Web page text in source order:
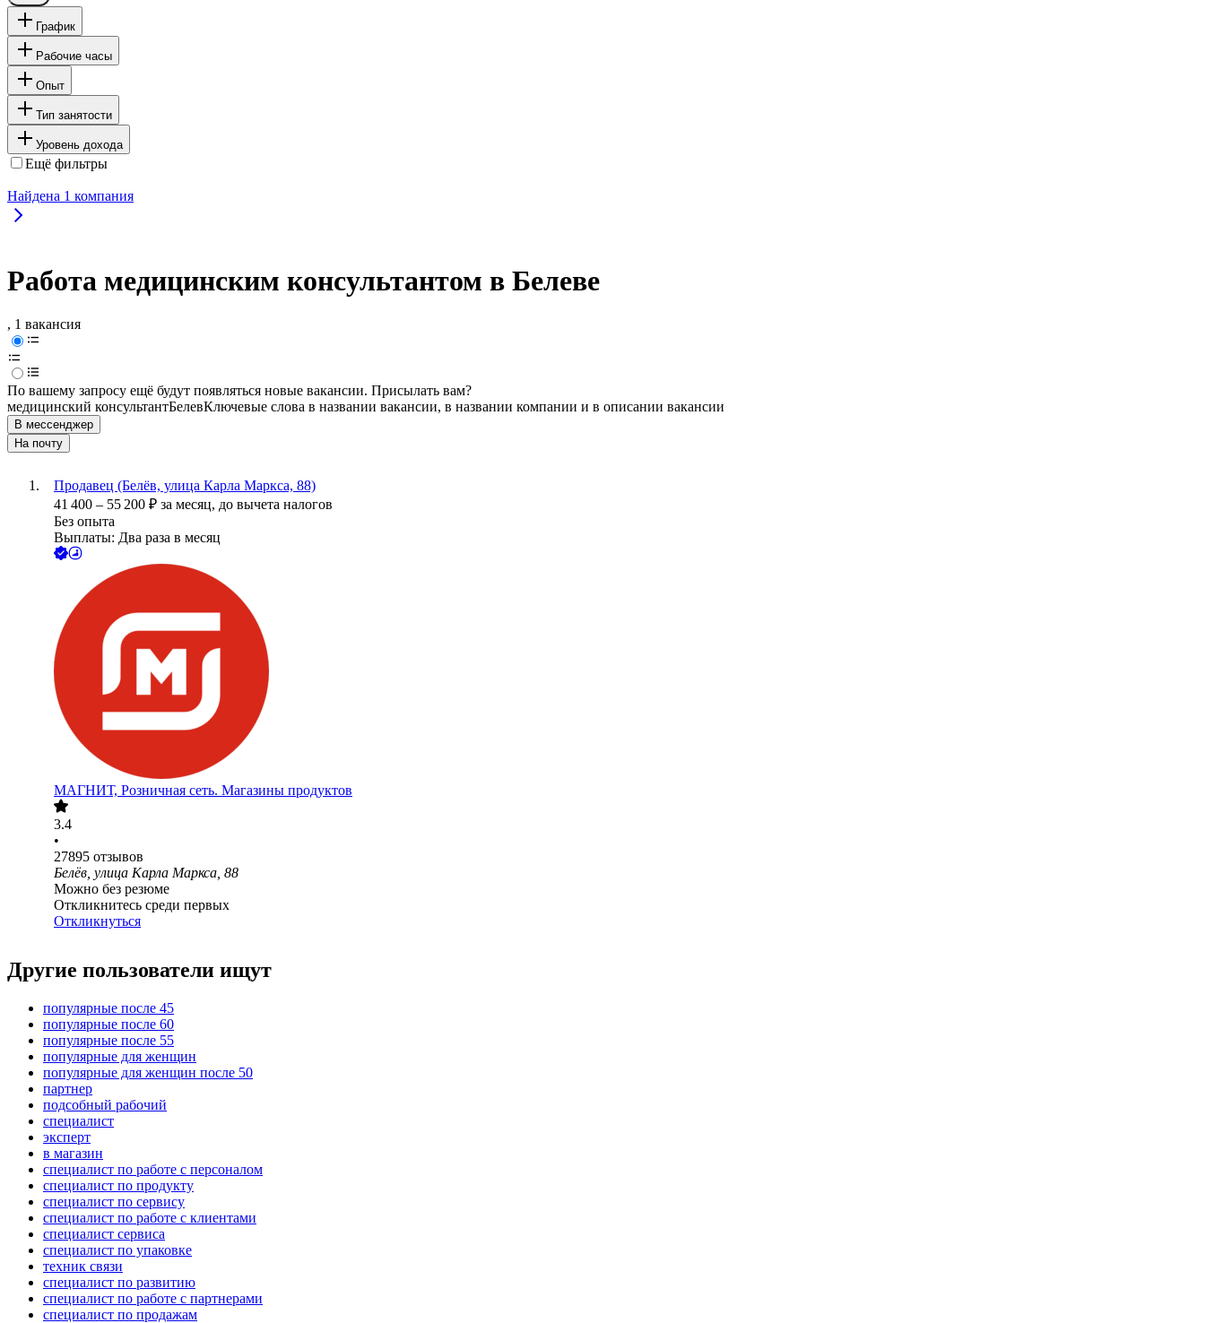
График
Рабочие часы
Опыт
Тип занятости
Уровень дохода
Ещё фильтры
Найдена 1 компания
Работа медицинским консультантом в Белеве
, 1 вакансия
По вашему запросу ещё будут появляться новые вакансии. Присылать вам?
медицинский консультантБелевКлючевые слова в названии вакансии, в названии компании и в описании вакансии
В мессенджер
На почту
Продавец (Белёв, улица Карла Маркса, 88)
41 400 – 55 200 ₽ за месяц, до вычета налогов
Без опыта
Выплаты: Два раза в месяц
МАГНИТ, Розничная сеть. Магазины продуктов
3.4
•
27895 отзывов
Белёв, улица Карла Маркса, 88
Можно без резюме
Откликнитесь среди первых
Откликнуться
Другие пользователи ищут
популярные после 45
популярные после 60
популярные после 55
популярные для женщин
популярные для женщин после 50
партнер
подсобный рабочий
специалист
эксперт
в магазин
специалист по работе с персоналом
специалист по продукту
специалист по сервису
специалист по работе с клиентами
специалист сервиса
специалист по упаковке
техник связи
специалист по развитию
специалист по работе с партнерами
специалист по продажам